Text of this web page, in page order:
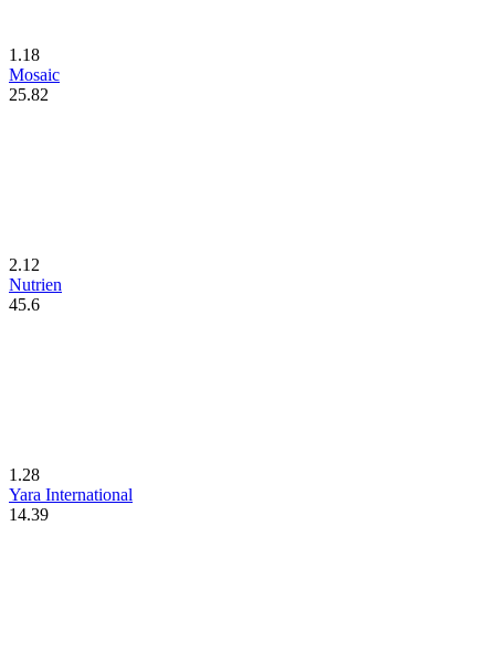
1.18
Mosaic
25.82
2.12
Nutrien
45.6
1.28
Yara International
14.39